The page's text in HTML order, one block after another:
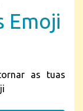
Emoji
as tuas